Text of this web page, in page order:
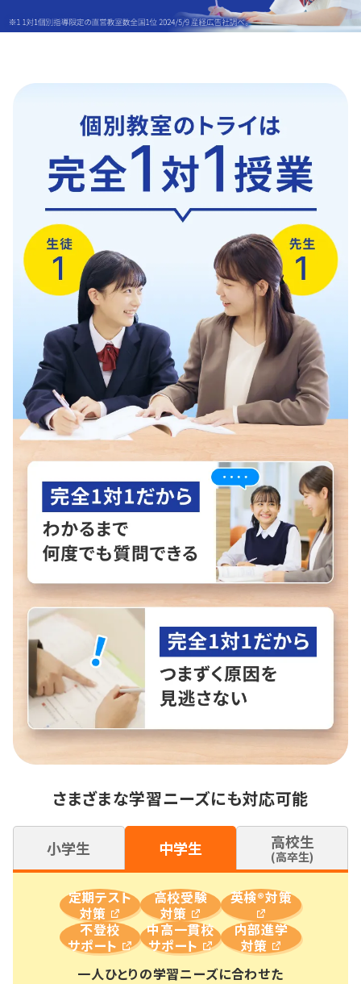
さまざまな学習ニーズにも対応可能
小学生 中学生 高校生
(高卒生)
定期テスト
対策
高校受験
対策
英検®対策
不登校
サポート
中高一貫校
サポート
内部進学
対策
一人ひとりの学習ニーズに合わせた